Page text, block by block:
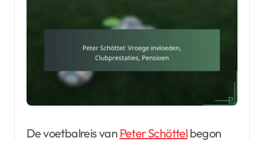
De voetbalreis van Peter Schöttelbegon